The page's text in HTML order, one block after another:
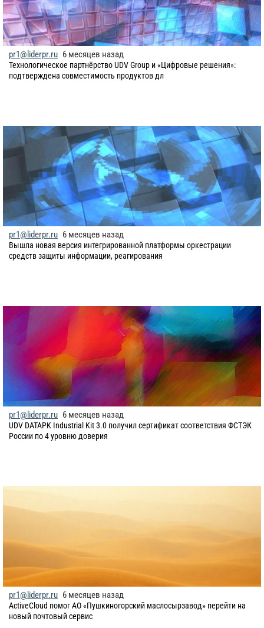
pr1@liderpr.ru 6 месяцев назад
​Технологическое партнёрство UDV Group и «Цифровые решения»:
подтверждена совместимость продуктов дл
pr1@liderpr.ru 6 месяцев назад
​Вышла новая версия интегрированной платформы оркестрации
средств защиты информации, реагирования
pr1@liderpr.ru 6 месяцев назад
​UDV DATAPK Industrial Kit 3.0 получил сертификат соответствия ФСТЭК
России по 4 уровню доверия
pr1@liderpr.ru 6 месяцев назад
​ActiveCloud помог АО «Пушкиногорский маслосырзавод» перейти на
новый почтовый сервис